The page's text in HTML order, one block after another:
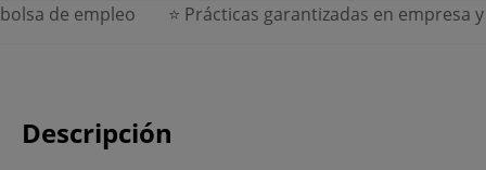
de empleo ⭐ Prácticas garantizadas en empresa y
Descripción